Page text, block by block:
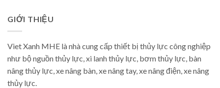
GIỚI THIỆU
Viet Xanh MHE là nhà cung cấp thiết bị thủy lực công nghiệp
như bộ nguồn thủy lực, xi lanh thủy lực, bơm thủy lực, bàn
nâng thủy lực, xe nâng bàn, xe nâng tay, xe nâng điện, xe nâng
thủy lực.